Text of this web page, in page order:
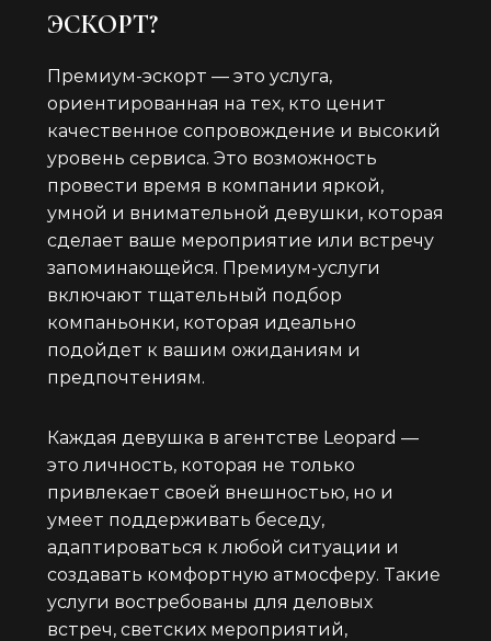
ЭСКОРТ?
Премиум-эскорт — это услуга,
ориентированная на тех, кто ценит
качественное сопровождение и высокий
уровень сервиса. Это возможность
провести время в компании яркой,
умной и внимательной девушки, которая
сделает ваше мероприятие или встречу
запоминающейся. Премиум-услуги
включают тщательный подбор
компаньонки, которая идеально
подойдет к вашим ожиданиям и
предпочтениям.
Каждая девушка в агентстве Leopard —
это личность, которая не только
привлекает своей внешностью, но и
умеет поддерживать беседу,
адаптироваться к любой ситуации и
создавать комфортную атмосферу. Такие
услуги востребованы для деловых
встреч, светских мероприятий,